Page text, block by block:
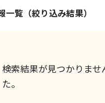
一覧（絞り込み結果）
検索結果が見つかりませ
た。